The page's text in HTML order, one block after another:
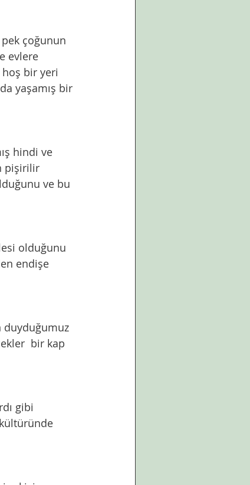
evlere
hoş bir yeri
yaşamış bir
pişirilir
ve bu
endişe
bir kap